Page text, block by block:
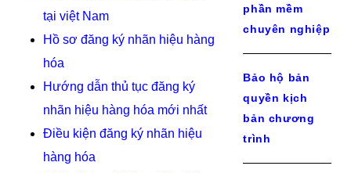
tại việt Nam
Hồ sơ đăng ký nhãn hiệu hàng
hóa
Hướng dẫn thủ tục đăng ký
nhãn hiệu hàng hóa mới nhất
Điều kiện đăng ký nhãn hiệu
hàng hóa
phần mềm
chuyên nghiệp
Bảo hộ bản
quyền kịch
bản chương
trình